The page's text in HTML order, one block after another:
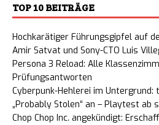
TOP 10 BEITRÄGE
Hochkarätiger Führungsgipfel auf
Amir Satvat und Sony-CTO Luis
Persona 3 Reload: Alle
Prüfungsantworten
Cyberpunk-Hehlerei im Untergrund:
„Probably Stolen“ an – Playtest
Chop Chop Inc. angekündigt: